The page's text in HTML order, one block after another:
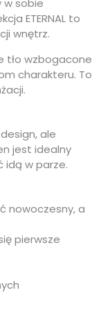
w sobie
ETERNAL to
wnętrz.
tło wzbogacone
charakteru. To
ale
jest idealny
idą w parze.
nowoczesny, a
pierwsze